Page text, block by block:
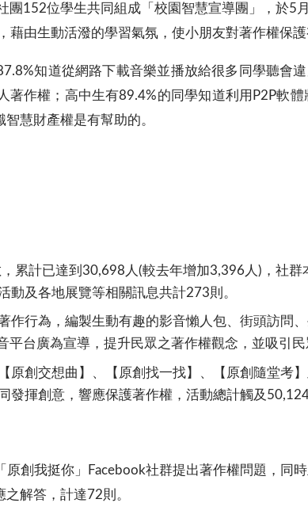
團152位學生共同組成「校園智慧宣導團」，於
由生動活潑的學習氣氛，使小朋友對著作權保
知道從網路下載音樂並播放給很多同學聽會
作權；高中生有89.4%的同學知道利用P2P軟
慧財產權是有幫助的。
累計已達到30,698人(較去年增加3,396人)，社
動及各地展覽等相關訊息共計273則。
作行為，編製生動有趣的影音懶人包、街頭訪問
台廣為宣導，提升民眾之著作權觀念，並吸引民
原創交想曲】、【原創找一找】、【原創隨堂考
發揮創意，響應保護著作權，活動總計觸及
創我挺你」Facebook社群提出著作權問題，同
解答，計達72則。